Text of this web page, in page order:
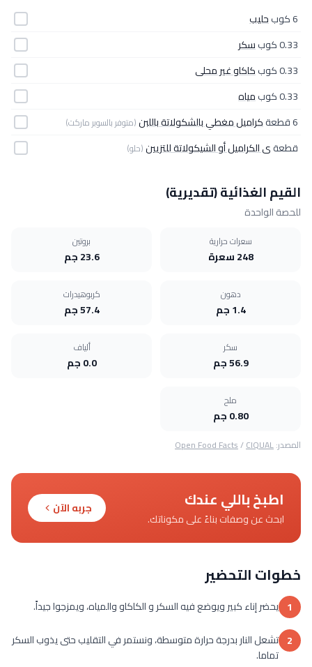
6 كوب
حليب
0.33 كوب
سكر
0.33 كوب
كاكاو غير محلى
0.33 كوب
مياه
6 قطعة
كراميل مغطي بالشكولاتة باللبن(متوفر بالسوبر ماركت)
قطعةى الكراميل أو الشيكولاتة للتزيين(حلو)
القيم الغذائية (تقديرية)
للحصة الواحدة
سعرات حرارية
248 سعرة
بروتين
23.6 جم
دهون
1.4 جم
كربوهيدرات
57.4 جم
سكر
56.9 جم
ألياف
0.0 جم
ملح
0.80 جم
المصدر: Open Food Facts/CIQUAL
اطبخ باللي عندك
ابحث عن وصفات بناءً على مكوناتك.
جربه الآن
خطوات التحضير
1 يحضر إناء كبير ويوضع فيه السكر و الكاكاو والمياه، ويمزجوا جيداً.
2 تشعل النار بدرجة حرارة متوسطة، ونستمر في التقليب حتى يذوب السكر
تماما.